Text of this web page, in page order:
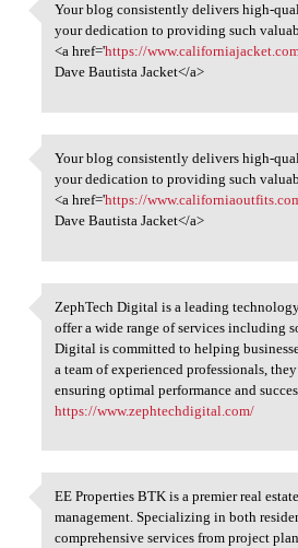
Your blog consistently
Your blog consistently delivers high-
your dedication to providing such
<a href='https://
Dave Bautista Jacket</a>
Your blog consistently
Your blog consistently delivers high-
your dedication to providing such
<a href='https://
Dave Bautista Jacket</a>
ZephTech Digital is a leading
ZephTech Digital is a leading
offer a wide range of services including
Digital is committed to helping
a team of experienced professionals,
ensuring optimal performance and
https://www.zephtechdigital.com/
EE Properties BTK is a
EE Properties BTK is a premier real
management. Specializing in both
comprehensive services from project